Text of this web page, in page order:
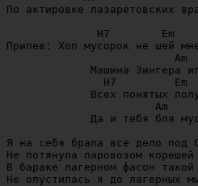
По актировке лазаретовских
H7        Em
Припев: Хоп мусорок не шей
Am
Машина Зингера
H7         Em
Всех понятых
Am
Да и тебя бля
Я на себя брала все дело под
Не потянула паровозом корешей
В бараке лагерном фасон такой
Не опустилась я до лагерных